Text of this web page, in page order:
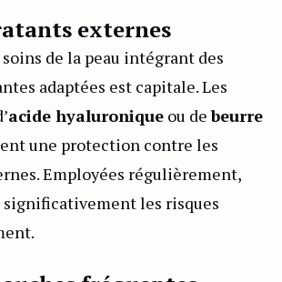
externes
de la peau intégrant des
adaptées est capitale. Les
acide hyaluronique ou debeurre
une protection contre les
Employées régulièrement,
les risques